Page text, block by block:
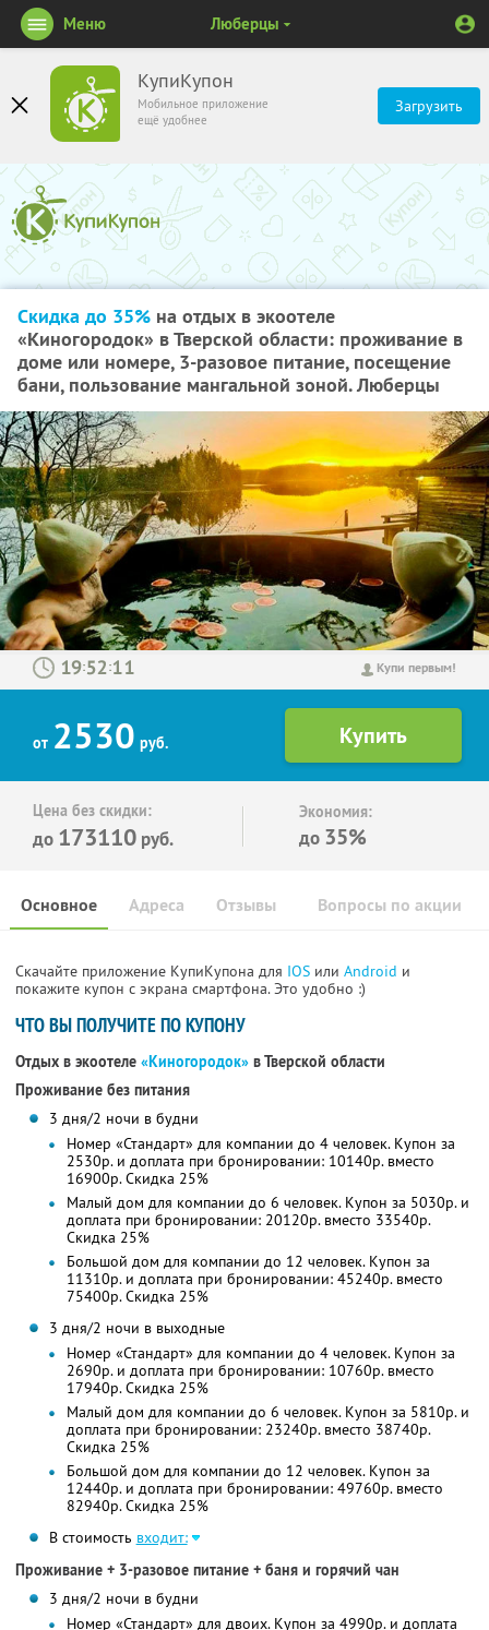
КупиКупон
Мобильное приложение
ещё удобнее
Загрузить
Меню Люберцы
Скидка до 35% на отдых в экоотеле
«Киногородок» в Тверской области: проживание в
доме или номере, 3-разовое питание, посещение
бани, пользование мангальной зоной. Люберцы
Купи первым!
: :
от 2530 руб.
Цена без скидки:
до 173110 руб.
Экономия:
до 35%
Основное Отзывы Вопросы по акции
Адреса
Скачайте приложение КупиКупона для IOS или Android и
покажите купон с экрана смартфона. Это удобно :)
ЧТО ВЫ ПОЛУЧИТЕ ПО КУПОНУ
Отдых в экоотеле «Киногородок» в Тверской области
Проживание без питания
3 дня/2 ночи в будни
Номер «Стандарт» для компании до 4 человек. Купон за
2530р. и доплата при бронировании: 10140р. вместо
16900р. Скидка 25%
Малый дом для компании до 6 человек. Купон за 5030р. и
доплата при бронировании: 20120р. вместо 33540р.
Скидка 25%
Большой дом для компании до 12 человек. Купон за
11310р. и доплата при бронировании: 45240р. вместо
75400р. Скидка 25%
3 дня/2 ночи в выходные
Номер «Стандарт» для компании до 4 человек. Купон за
2690р. и доплата при бронировании: 10760р. вместо
17940р. Скидка 25%
Малый дом для компании до 6 человек. Купон за 5810р. и
доплата при бронировании: 23240р. вместо 38740р.
Скидка 25%
Большой дом для компании до 12 человек. Купон за
12440р. и доплата при бронировании: 49760р. вместо
82940р. Скидка 25%
В стоимость входит:
Проживание + 3-разовое питание + баня и горячий чан
3 дня/2 ночи в будни
Номер «Стандарт» для двоих. Купон за 4990р. и доплата